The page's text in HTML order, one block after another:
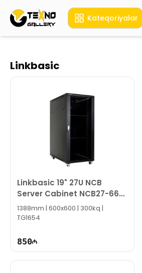
Kateqoriyalar
Linkbasic
Linkbasic 19" 27U NCB
Server Cabinet NCB27-66-
BAA-C
1388mm | 600x600 | 300kq |
TG1654
850